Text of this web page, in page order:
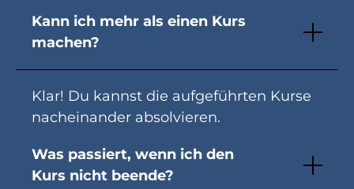
Kann ich mehr als einen Kurs
machen?
Klar! Du kannst die aufgeführten Kurse
nacheinander absolvieren.
Was passiert, wenn ich den
Kurs nicht beende?